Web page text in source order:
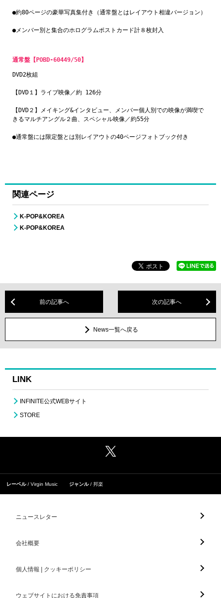
●約80ページの豪華写真集付き（通常盤とはレイアウト相違バージョン）
通常盤【POBD-60449/50】
DVD2枚組
【DVD１】ライブ映像／約 126分
【DVD２】メイキング&インタビュー、メンバー個人別での映像が満喫で
きるマルチアングル２曲、スペシャル映像／約55分
関連ページ
K-POP&KOREA
K-POP&KOREA
前の記事へ 次の記事へ
News一覧へ戻る
LINK
INFINITE公式WEBサイト
STORE
レーベル Virgin Music ジャンル 邦楽
ニュースレター
会社概要
個人情報 | クッキーポリシー
ウェブサイトにおける免責事項